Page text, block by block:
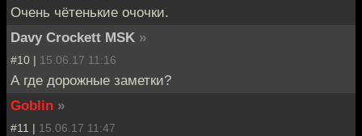
Очень чётенькие очочки.
Davy Crockett MSK »
#10 | 15.06.17 11:16
А где дорожные заметки?
Goblin »
#11 | 15.06.17 11:47